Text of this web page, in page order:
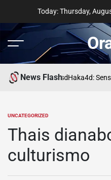
content
Today: Thursday,
Menu
News Flash
asdHaka4d:
POSTED
UNCATEGORIZED
Thais
culturismo